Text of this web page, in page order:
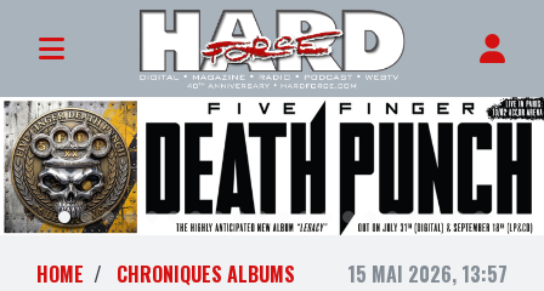
HOME CHRONIQUES ALBUMS 15 MAI 2026, 13:57